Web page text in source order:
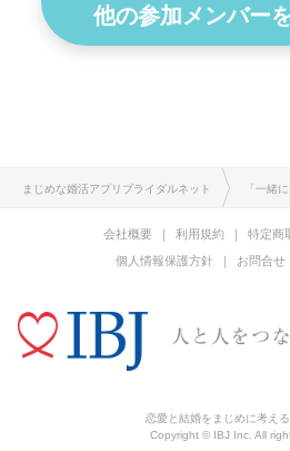
他の参加メンバー
まじめな婚活アプリブライダルネット 「一緒
会社概要 利用規約
特定商
個人情報保護方針
お問合せ
恋愛と結婚をまじめに考え
Copyright © IBJ Inc. All